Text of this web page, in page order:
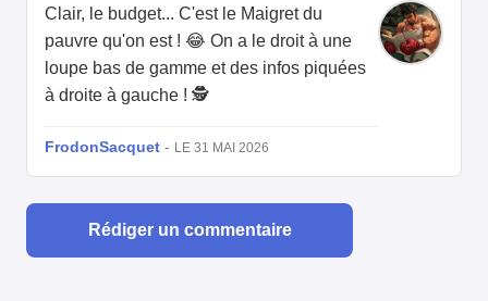
Clair, le budget... C'est le Maigret du
pauvre qu'on est ! 😂 On a le droit à une
loupe bas de gamme et des infos piquées
à droite à gauche ! 🕵️
FrodonSacquet - LE 31 MAI 2026
Rédiger un commentaire